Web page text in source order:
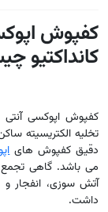
کفپوش
کانداکتیو
کفپوش اپوکسی آنتی
تخلیه الکتریسیته
دقیق کفپوش های
می باشد. گاهی تجمع
آتش سوزی، انفجار و
داشت.